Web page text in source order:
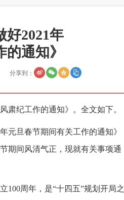
好2021年
通知》
分享到：
肃纪工作的通知》。全文如下。
元旦春节期间有关工作的通知》
期间风清气正，现就有关事项通
100周年，是“十四五”规划开局之